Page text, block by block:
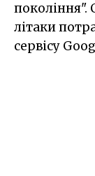
покоління".
літаки
сервісу